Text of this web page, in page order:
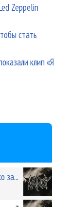
Zeppelin
стать
клип «Я
за...